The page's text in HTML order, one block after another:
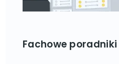
Fachowe poradniki